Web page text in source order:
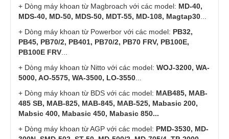
+ Dòng máy khoan từ Magbroach với các model: MD-40,
MDS-40, MD-50, MDS-50, MDT-55, MD-108, Magtap30
+ Dòng máy khoan từ Powerbor với các model: PB32,
PB45, PB70/2, PB401, PB70/2, PB70 FRV, PB100E,
PB100E FRV
+ Dòng máy khoan từ Nitto với các model: WOJ-3200, WA-
5000, AO-5575, WA-3500, LO-3550
+ Dòng máy khoan từ BDS với các model: MAB485, MAB-
485 SB, MAB-825, MAB-845, MAB-525, Mabasic 200,
Mabsic 400, Mabasic 450, Mabasic 850...
+ Dòng máy khoan từ AGP với các model: PMD-3530, MD-